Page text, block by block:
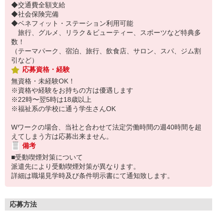
◆交通費全額支給
◆社会保険完備
◆ベネフィット・ステーション利用可能
旅行、グルメ、リラク＆ビューティー、スポーツなど特典多
数！
（テーマパーク、宿泊、旅行、飲食店、サロン、スパ、ジム割
引など）
応募資格・経験
無資格・未経験OK！
※資格や経験をお持ちの方は優遇します
※22時〜翌5時は18歳以上
※福祉系の学校に通う学生さんOK
Wワークの場合、当社と合わせて法定労働時間の週40時間を超
えてしまう方は応募出来ません。
備考
■受動喫煙対策について
派遣先により受動喫煙対策が異なります。
詳細は職場見学時及び条件明示書にて通知致します。
応募方法